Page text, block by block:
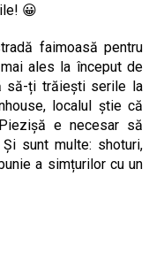
😀
faimoasă pentru
ales la început de
să-ți trăiești serile la
localul știe că
e necesar să
sunt multe: shoturi,
a simțurilor cu un